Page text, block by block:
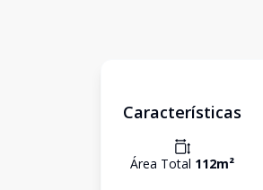
Características
Área Total 112m²